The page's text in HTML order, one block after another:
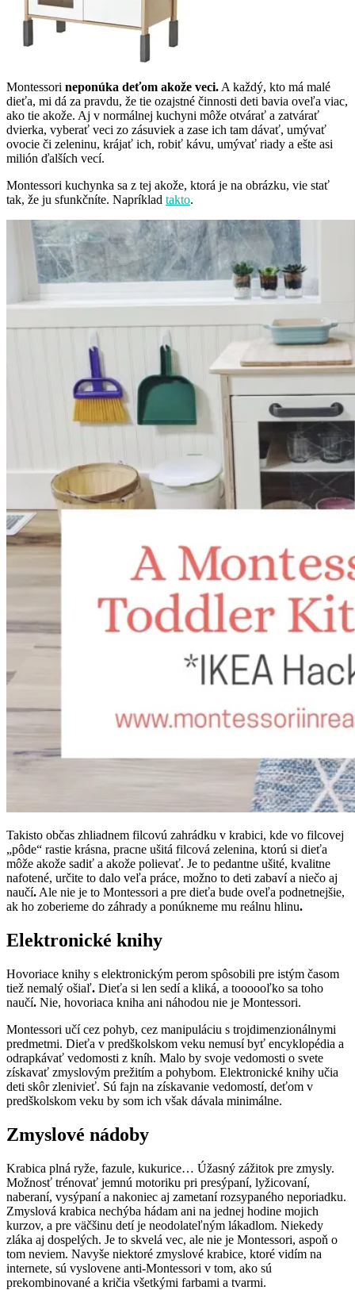
Montessori neponúka deťom akože veci. A každý, kto má malé
dieťa, mi dá za pravdu, že tie ozajstné činnosti deti bavia oveľa viac,
ako tie akože. Aj v normálnej kuchyni môže otvárať a zatvárať
dvierka, vyberať veci zo zásuviek a zase ich tam dávať, umývať
ovocie či zeleninu, krájať ich, robiť kávu, umývať riady a ešte asi
milión ďalších vecí.
Montessori kuchynka sa z tej akože, ktorá je na obrázku, vie stať
tak, že ju sfunkčníte. Napríklad takto.
Takisto občas zhliadnem filcovú zahrádku v krabici, kde vo filcovej
„pôde“ rastie krásna, pracne ušitá filcová zelenina, ktorú si dieťa
môže akože sadiť a akože polievať. Je to pedantne ušité, kvalitne
nafotené, určite to dalo veľa práce, možno to deti zabaví a niečo aj
naučí. Ale nie je to Montessori a pre dieťa bude oveľa podnetnejšie,
ak ho zoberieme do záhrady a ponúkneme mu reálnu hlinu.
Elektronické knihy
Hovoriace knihy s elektronickým perom spôsobili pre istým časom
tiež nemalý ošiaľ. Dieťa si len sedí a kliká, a toooooľko sa toho
naučí. Nie, hovoriaca kniha ani náhodou nie je Montessori.
Montessori učí cez pohyb, cez manipuláciu s trojdimenzionálnymi
predmetmi. Dieťa v predškolskom veku nemusí byť encyklopédia a
odrapkávať vedomosti z kníh. Malo by svoje vedomosti o svete
získavať zmyslovým prežitím a pohybom. Elektronické knihy učia
deti skôr zlenivieť. Sú fajn na získavanie vedomostí, deťom v
predškolskom veku by som ich však dávala minimálne.
Zmyslové nádoby
Krabica plná ryže, fazule, kukurice… Úžasný zážitok pre zmysly.
Možnosť trénovať jemnú motoriku pri presýpaní, lyžicovaní,
naberaní, vysýpaní a nakoniec aj zametaní rozsypaného neporiadku.
Zmyslová krabica nechýba hádam ani na jednej hodine mojich
kurzov, a pre väčšinu detí je neodolateľným lákadlom. Niekedy
zláka aj dospelých. Je to skvelá vec, ale nie je Montessori, aspoň o
tom neviem. Navyše niektoré zmyslové krabice, ktoré vidím na
internete, sú vyslovene anti-Montessori v tom, ako sú
prekombinované a kričia všetkými farbami a tvarmi.